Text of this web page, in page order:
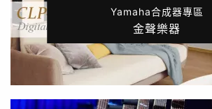
Yamaha合成器專區
金聲樂器